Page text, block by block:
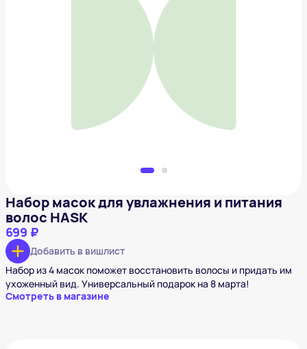
Набор масок для увлажнения и питания волос
HASK
699 ₽
Добавить в вишлист
Набор масок для увлажнения и питания
волос HASK
699 ₽
Добавить в вишлист
Набор из 4 масок поможет восстановить волосы и придать им
ухоженный вид. Универсальный подарок на 8 марта!
Смотреть в магазине